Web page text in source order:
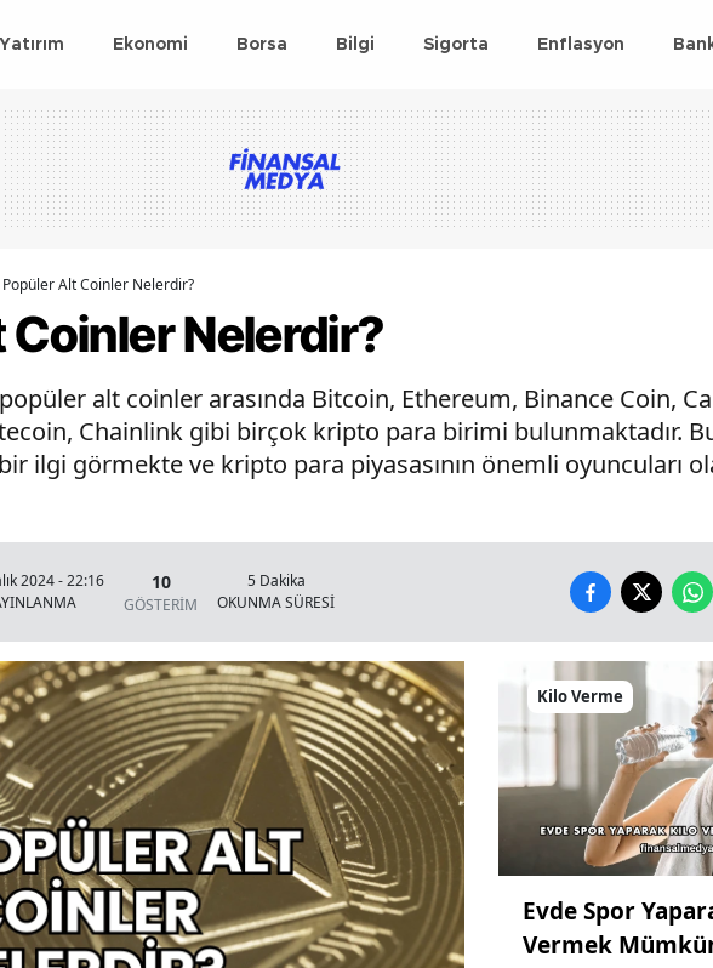
Yatırım Ekonomi Borsa Bilgi Sigorta Enflasyon
Popüler Alt Coinler Nelerdir?
Coinler Nelerdir?
alt coinler arasında Bitcoin, Ethereum, Binance Coin,
Chainlink gibi birçok kripto para birimi bulunmaktadır.
bir ilgi görmekte ve kripto para piyasasının önemli oyuncuları
2024 - 22:16
10
GÖSTERİM
5 Dakika
OKUNMA SÜRESİ
Kilo Verme
Evde Spor
Vermek